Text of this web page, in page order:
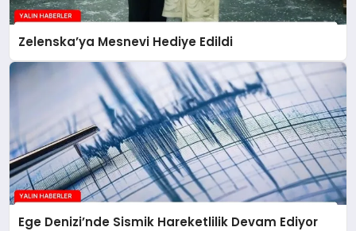
Zelenska’ya Mesnevi Hediye Edildi
Ege Denizi’nde Sismik Hareketlilik Devam Ediyor